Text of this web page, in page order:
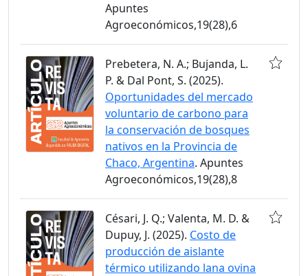
Apuntes
Agroeconómicos,19(28),6
Prebetera, N. A.; Bujanda, L.
P. & Dal Pont, S. (2025).
Oportunidades del mercado
voluntario de carbono para
la conservación de bosques
nativos en la Provincia de
Chaco, Argentina. Apuntes
Agroeconómicos,19(28),8
Césari, J. Q.; Valenta, M. D. &
Dupuy, J. (2025). Costo de
producción de aislante
térmico utilizando lana ovina